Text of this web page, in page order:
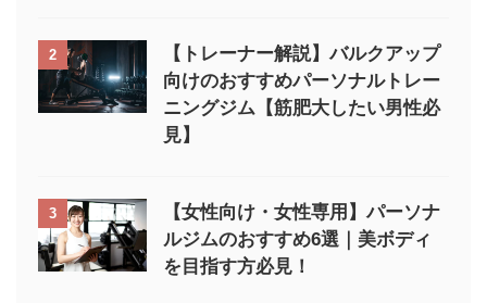
2
【トレーナー解説】バルクアップ
向けのおすすめパーソナルトレー
ニングジム【筋肥大したい男性必
見】
3
【女性向け・女性専用】パーソナ
ルジムのおすすめ6選｜美ボディ
を目指す方必見！